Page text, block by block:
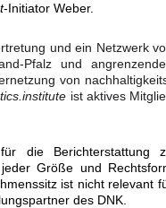
-Initiator Weber.
und ein Netzwerk
Pfalz und
von
ist aktives
die Berichterstattung
Größe und
ist nicht relevant
des DNK.